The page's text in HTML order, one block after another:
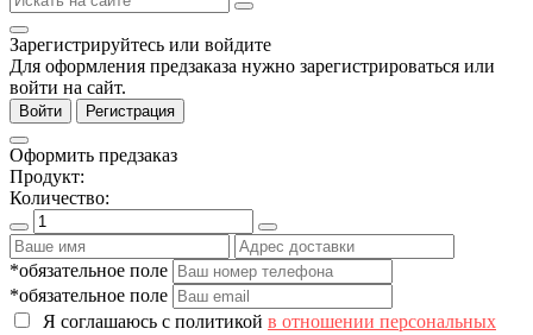
Зарегистрируйтесь или войдите
Для оформления предзаказа нужно зарегистрироваться или
войти на сайт.
Войти Регистрация
Оформить предзаказ
Продукт:
Количество:
*обязательное поле
*обязательное поле
Я соглашаюсь с политикой в отношении персональных